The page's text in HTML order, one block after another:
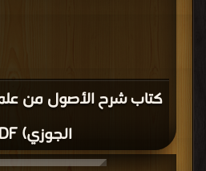
كتاب شرح الأصول من
الجوزي) PDF